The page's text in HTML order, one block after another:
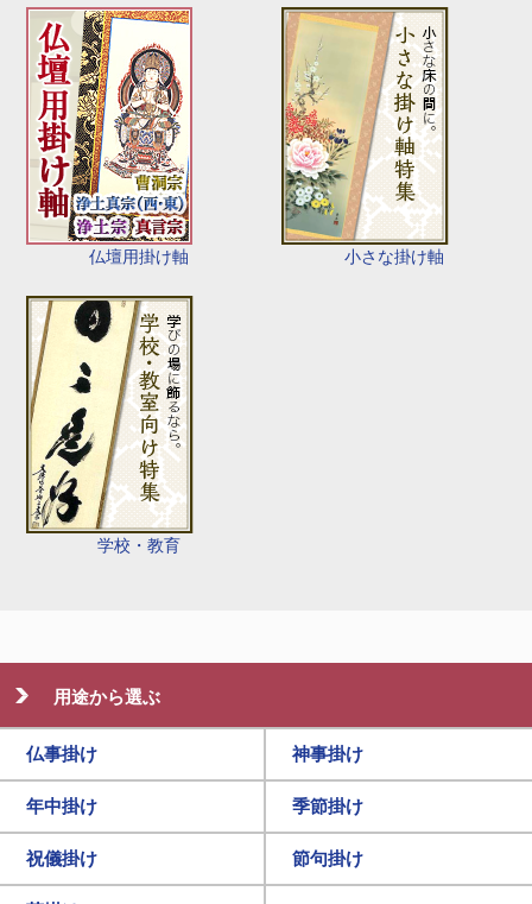
仏壇用掛け軸 小さな掛け軸
学校・教育
用途から選ぶ
仏事掛け 神事掛け
年中掛け 季節掛け
祝儀掛け 節句掛け